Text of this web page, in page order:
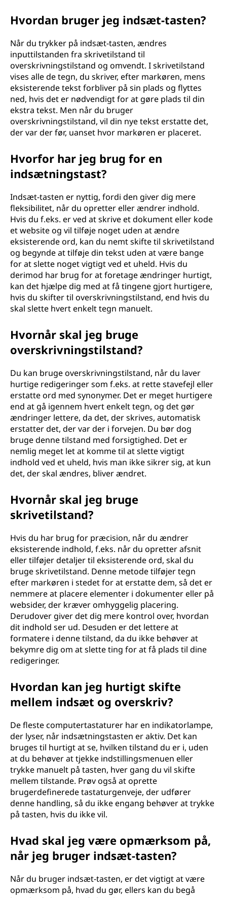
Hvordan bruger jeg indsæt-tasten?
Når du trykker på indsæt-tasten, ændres
inputtilstanden fra skrivetilstand til
overskrivningstilstand og omvendt. I skrivetilstand
vises alle de tegn, du skriver, efter markøren, mens
eksisterende tekst forbliver på sin plads og flyttes
ned, hvis det er nødvendigt for at gøre plads til din
ekstra tekst. Men når du bruger
overskrivningstilstand, vil din nye tekst erstatte det,
der var der før, uanset hvor markøren er placeret.
Hvorfor har jeg brug for en
indsætningstast?
Indsæt-tasten er nyttig, fordi den giver dig mere
fleksibilitet, når du opretter eller ændrer indhold.
Hvis du f.eks. er ved at skrive et dokument eller kode
et website og vil tilføje noget uden at ændre
eksisterende ord, kan du nemt skifte til skrivetilstand
og begynde at tilføje din tekst uden at være bange
for at slette noget vigtigt ved et uheld. Hvis du
derimod har brug for at foretage ændringer hurtigt,
kan det hjælpe dig med at få tingene gjort hurtigere,
hvis du skifter til overskrivningstilstand, end hvis du
skal slette hvert enkelt tegn manuelt.
Hvornår skal jeg bruge
overskrivningstilstand?
Du kan bruge overskrivningstilstand, når du laver
hurtige redigeringer som f.eks. at rette stavefejl eller
erstatte ord med synonymer. Det er meget hurtigere
end at gå igennem hvert enkelt tegn, og det gør
ændringer lettere, da det, der skrives, automatisk
erstatter det, der var der i forvejen. Du bør dog
bruge denne tilstand med forsigtighed. Det er
nemlig meget let at komme til at slette vigtigt
indhold ved et uheld, hvis man ikke sikrer sig, at kun
det, der skal ændres, bliver ændret.
Hvornår skal jeg bruge
skrivetilstand?
Hvis du har brug for præcision, når du ændrer
eksisterende indhold, f.eks. når du opretter afsnit
eller tilføjer detaljer til eksisterende ord, skal du
bruge skrivetilstand. Denne metode tilføjer tegn
efter markøren i stedet for at erstatte dem, så det er
nemmere at placere elementer i dokumenter eller på
websider, der kræver omhyggelig placering.
Derudover giver det dig mere kontrol over, hvordan
dit indhold ser ud. Desuden er det lettere at
formatere i denne tilstand, da du ikke behøver at
bekymre dig om at slette ting for at få plads til dine
redigeringer.
Hvordan kan jeg hurtigt skifte
mellem indsæt og overskriv?
De fleste computertastaturer har en indikatorlampe,
der lyser, når indsætningstasten er aktiv. Det kan
bruges til hurtigt at se, hvilken tilstand du er i, uden
at du behøver at tjekke indstillingsmenuen eller
trykke manuelt på tasten, hver gang du vil skifte
mellem tilstande. Prøv også at oprette
brugerdefinerede tastaturgenveje, der udfører
denne handling, så du ikke engang behøver at trykke
på tasten, hvis du ikke vil.
Hvad skal jeg være opmærksom på,
når jeg bruger indsæt-tasten?
Når du bruger indsæt-tasten, er det vigtigt at være
opmærksom på, hvad du gør, ellers kan du begå